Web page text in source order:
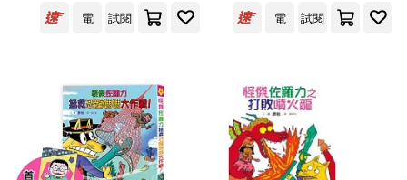
落合裕介(16)
裕/漫畫(9)
原京子(7) （日）原裕文圖(7)
展開
出版社 (可複選)
親子天下(165)
電
試閱
電
試閱